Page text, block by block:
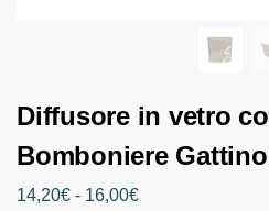
Diffusore in vetro
Bomboniere
14,20€ - 16,00€